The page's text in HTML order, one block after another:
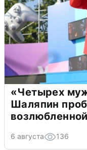
«Четырех
Шаляпин
возлюбленной
6 августа 136